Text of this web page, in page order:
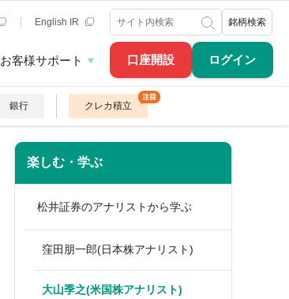
口座開設 ログイン
English IR 銘柄検索
お客様サポート
銀行 クレカ積立
楽しむ・学ぶ
松井証券のアナリストから学ぶ
窪田朋一郎(日本株アナリスト)
大山季之(米国株アナリスト)